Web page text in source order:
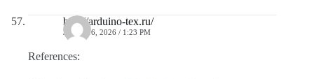
http://arduino-tex.ru/
JULIO 16, 2026 / 1:23 PM
References: